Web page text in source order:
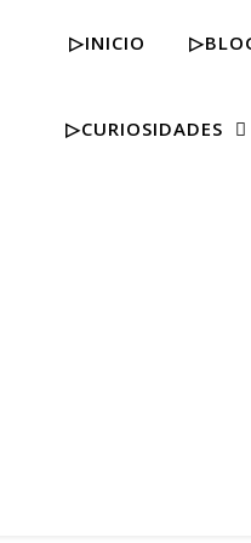
▷INICIO
▷CURIOSIDADES